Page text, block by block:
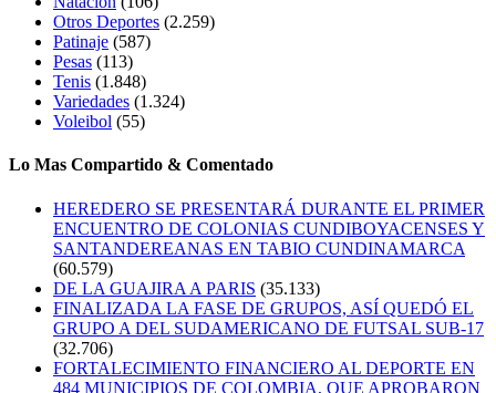
Otros Deportes (2.259)
Patinaje (587)
Pesas (113)
Tenis (1.848)
Variedades (1.324)
Voleibol (55)
Lo Mas Compartido & Comentado
HEREDERO SE PRESENTARÁ DURANTE EL PRIMER
ENCUENTRO DE COLONIAS CUNDIBOYACENSES Y
SANTANDEREANAS EN TABIO CUNDINAMARCA
(60.579)
DE LA GUAJIRA A PARIS (35.133)
FINALIZADA LA FASE DE GRUPOS, ASÍ QUEDÓ EL
GRUPO A DEL SUDAMERICANO DE FUTSAL SUB-17
(32.706)
FORTALECIMIENTO FINANCIERO AL DEPORTE EN
484 MUNICIPIOS DE COLOMBIA, QUE APROBARON